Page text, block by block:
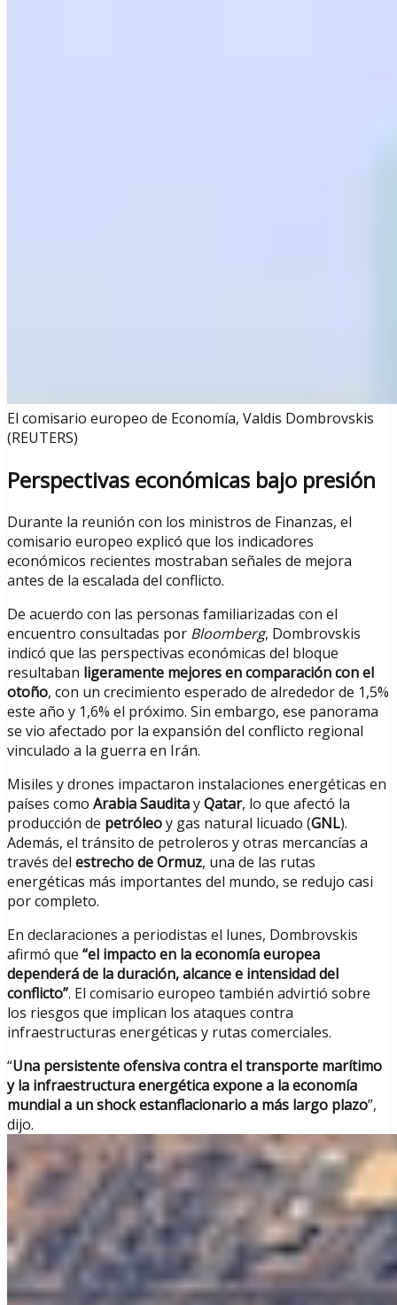
El comisario europeo de Economía, Valdis Dombrovskis
(REUTERS)
Perspectivas económicas bajo presión
Durante la reunión con los ministros de Finanzas, el
comisario europeo explicó que los indicadores
económicos recientes mostraban señales de mejora
antes de la escalada del conflicto.
De acuerdo con las personas familiarizadas con el
encuentro consultadas por Bloomberg, Dombrovskis
indicó que las perspectivas económicas del bloque
resultaban ligeramente mejores en comparación con el
otoño, con un crecimiento esperado de alrededor de 1,5%
este año y 1,6% el próximo. Sin embargo, ese panorama
se vio afectado por la expansión del conflicto regional
vinculado a la guerra en Irán.
Misiles y drones impactaron instalaciones energéticas en
países como Arabia SauditayQatar, lo que afectó la
producción de petróleoy gas natural licuado (GNL).
Además, el tránsito de petroleros y otras mercancías a
través del estrecho de Ormuz, una de las rutas
energéticas más importantes del mundo, se redujo casi
por completo.
En declaraciones a periodistas el lunes, Dombrovskis
afirmó que “el impacto en la economía europea
dependerá de la duración, alcance e intensidad del
conflicto”. El comisario europeo también advirtió sobre
los riesgos que implican los ataques contra
infraestructuras energéticas y rutas comerciales.
“Una persistente ofensiva contra el transporte marítimo
y la infraestructura energética expone a la economía
mundial a un shock estanflacionario a más largo plazo”,
dijo.